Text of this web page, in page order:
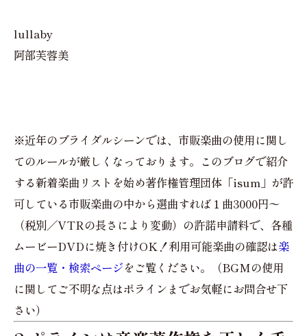
lullaby
阿部芙蓉美
※近年のブライダルシーンでは、市販楽曲の使用に関し
てのルールが厳しくなっております。このブログで紹介
する新着楽曲リストを始め著作権管理団体「isum」が許
可している市販楽曲の中から選曲すれば１曲3000円〜
（税別／VTRの長さにより変動）の許諾申請料で、各種
ムービーDVDに焼き付けOK！利用可能楽曲の確認は楽
曲の一覧・検索ページをご覧ください。（BGMの使用
に関してご不明な点はポラインまでお気軽にお問合せ下
さい）